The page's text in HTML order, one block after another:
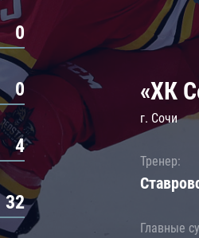
0
0
4
32
«ХК
г. Сочи
Тренер:
Главные